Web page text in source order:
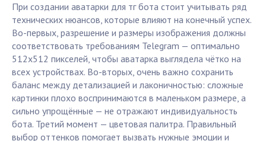
При создании аватарки для тг бота стоит учитывать ряд
технических нюансов, которые влияют на конечный успех.
Во-первых, разрешение и размеры изображения должны
соответствовать требованиям Telegram — оптимально
512x512 пикселей, чтобы аватарка выглядела чётко на
всех устройствах. Во-вторых, очень важно сохранить
баланс между детализацией и лаконичностью: сложные
картинки плохо воспринимаются в маленьком размере, а
сильно упрощённые — не отражают индивидуальность
бота. Третий момент — цветовая палитра. Правильный
выбор оттенков помогает вызвать нужные эмоции и